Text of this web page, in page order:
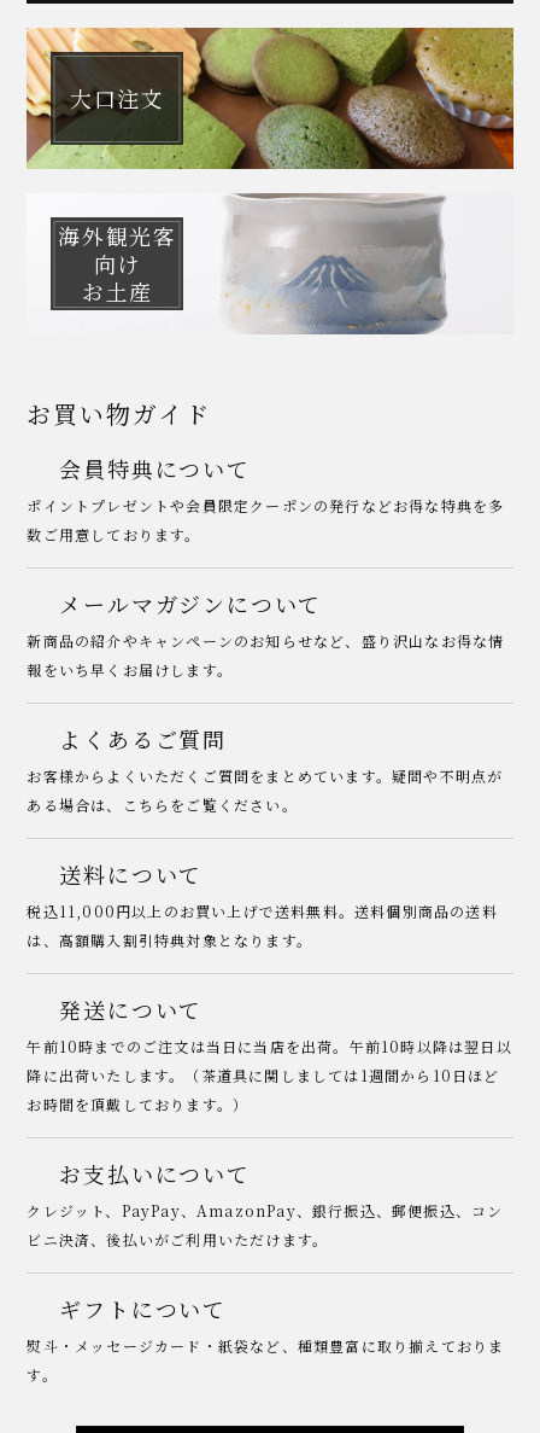
大口注文
海外観光客
向け
お土産
お買い物ガイド
会員特典について
ポイントプレゼントや会員限定クーポンの発行などお得な特典を多
数ご用意しております。
メールマガジンについて
新商品の紹介やキャンペーンのお知らせなど、盛り沢山なお得な情
報をいち早くお届けします。
よくあるご質問
お客様からよくいただくご質問をまとめています。疑問や不明点が
ある場合は、こちらをご覧ください。
送料について
税込11,000円以上のお買い上げで送料無料。送料個別商品の送料
は、高額購入割引特典対象となります。
発送について
午前10時までのご注文は当日に当店を出荷。午前10時以降は翌日以
降に出荷いたします。（茶道具に関しましては1週間から10日ほど
お時間を頂戴しております。）
お支払いについて
クレジット、PayPay、AmazonPay、銀行振込、郵便振込、コン
ビニ決済、後払いがご利用いただけます。
ギフトについて
熨斗・メッセージカード・紙袋など、種類豊富に取り揃えておりま
す。